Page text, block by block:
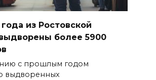
из Ростовской
более 5900
с прошлым годом
выдворенных